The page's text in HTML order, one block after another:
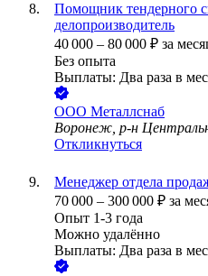
Помощник тендерного
делопроизводитель
40 000 – 80 000 ₽ за
Без опыта
Выплаты: Два раза в
ООО Металлснаб
Воронеж, р-н
Откликнуться
Менеджер отдела
70 000 – 300 000 ₽ за
Опыт 1-3 года
Можно удалённо
Выплаты: Два раза в